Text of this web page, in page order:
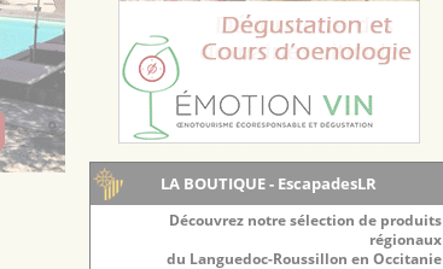
LA BOUTIQUE - EscapadesLR
Découvrez notre sélection de produits
régionaux
du Languedoc-Roussillon en Occitanie